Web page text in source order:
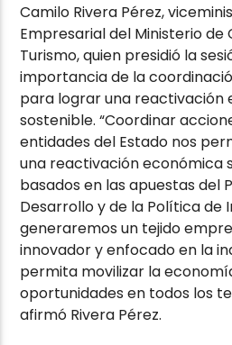
Camilo Rivera Pérez,
Empresarial del Ministerio de
Turismo, quien presidió la
importancia de la
para lograr una reactivación
sostenible. “Coordinar
entidades del Estado nos
una reactivación económica
basados en las apuestas del
Desarrollo y de la Política de
generaremos un tejido
innovador y enfocado en la
permita movilizar la
oportunidades en todos los
afirmó Rivera Pérez.